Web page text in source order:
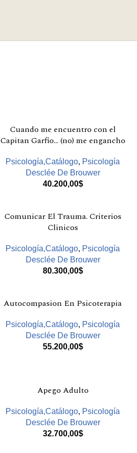
Cuando me encuentro con el
Capitan Garfio… (no) me engancho
Psicología,Catálogo, Psicología
Desclée De Brouwer
40.200,00$
Comunicar El Trauma. Criterios
Clinicos
Psicología,Catálogo, Psicología
Desclée De Brouwer
80.300,00$
Autocompasion En Psicoterapia
Psicología,Catálogo, Psicología
Desclée De Brouwer
55.200,00$
Apego Adulto
Psicología,Catálogo, Psicología
Desclée De Brouwer
32.700,00$